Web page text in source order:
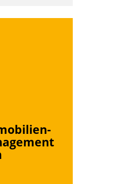
der
die SAP-